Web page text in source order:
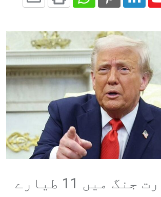
Youtube
LinkedIn
Pinterest
Whatsapp
Print
via
Email
پاک بھارت جنگ میں 11 طیارے